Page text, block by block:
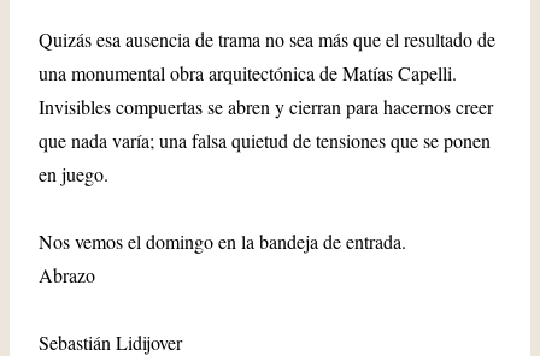
Quizás esa ausencia de trama no sea más que el resultado de
una monumental obra arquitectónica de Matías Capelli.
Invisibles compuertas se abren y cierran para hacernos creer
que nada varía; una falsa quietud de tensiones que se ponen
en juego.
Nos vemos el domingo en la bandeja de entrada.
Abrazo
Sebastián Lidijover